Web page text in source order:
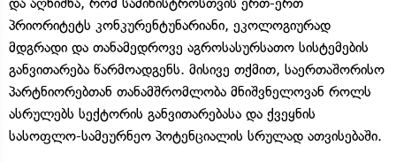
პრიორიტეტს კონკურენტუნარიანი, ეკოლოგიურად
მდგრადი და თანამედროვე აგროსასურსათო სისტემების
განვითარება წარმოადგენს. მისივე თქმით, საერთაშორისო
პარტნიორებთან თანამშრომლობა მნიშვნელოვან როლს
ასრულებს სექტორის განვითარებასა და ქვეყნის
სასოფლო-სამეურნეო პოტენციალის სრულად ათვისებაში.